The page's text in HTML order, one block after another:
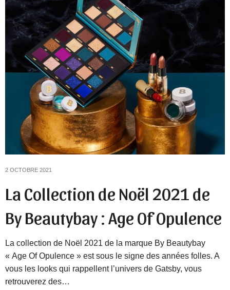
2 OCTOBRE 2021
La Collection de Noël 2021 de
By Beautybay : Age Of Opulence
La collection de Noël 2021 de la marque By Beautybay
« Age Of Opulence » est sous le signe des années folles. A
vous les looks qui rappellent l’univers de Gatsby, vous
retrouverez des…